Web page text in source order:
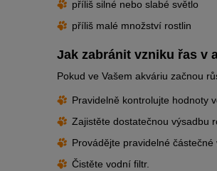
příliš silné nebo slabé světlo
příliš malé množství rostlin
Jak zabránit vzniku řas v
Pokud ve Vašem akváriu začnou
Pravidelně kontrolujte hodnoty
Zajistěte dostatečnou výsadbu
Provádějte pravidelné částečné
Čistěte vodní filtr.